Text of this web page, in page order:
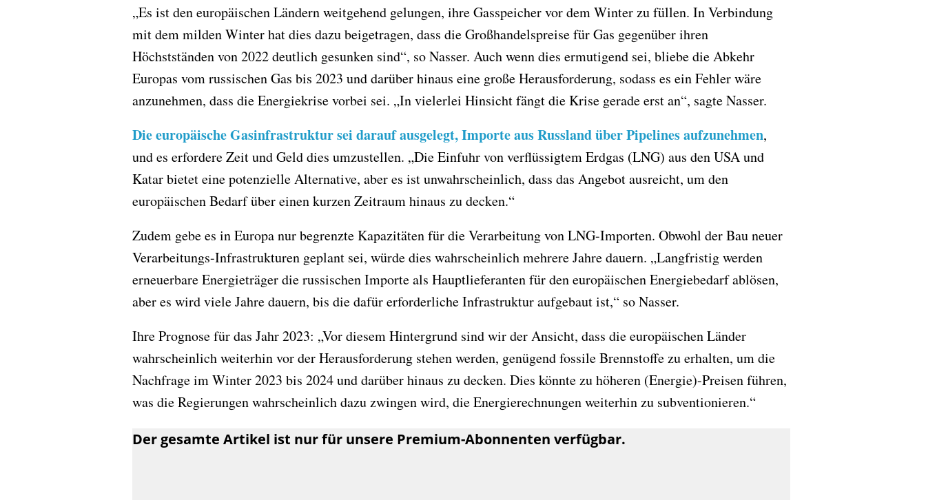
„Es ist den europäischen Ländern weitgehend gelungen, ihre Gasspeicher vor dem Winter zu füllen. In Verbindung
mit dem milden Winter hat dies dazu beigetragen, dass die Großhandelspreise für Gas gegenüber ihren
Höchstständen von 2022 deutlich gesunken sind“, so Nasser. Auch wenn dies ermutigend sei, bliebe die Abkehr
Europas vom russischen Gas bis 2023 und darüber hinaus eine große Herausforderung, sodass es ein Fehler wäre
anzunehmen, dass die Energiekrise vorbei sei. „In vielerlei Hinsicht fängt die Krise gerade erst an“, sagte Nasser.
Die europäische Gasinfrastruktur sei darauf ausgelegt, Importe aus Russland über Pipelines aufzunehmen,
und es erfordere Zeit und Geld dies umzustellen. „Die Einfuhr von verflüssigtem Erdgas (LNG) aus den USA und
Katar bietet eine potenzielle Alternative, aber es ist unwahrscheinlich, dass das Angebot ausreicht, um den
europäischen Bedarf über einen kurzen Zeitraum hinaus zu decken.“
Zudem gebe es in Europa nur begrenzte Kapazitäten für die Verarbeitung von LNG-Importen. Obwohl der Bau neuer
Verarbeitungs-Infrastrukturen geplant sei, würde dies wahrscheinlich mehrere Jahre dauern. „Langfristig werden
erneuerbare Energieträger die russischen Importe als Hauptlieferanten für den europäischen Energiebedarf ablösen,
aber es wird viele Jahre dauern, bis die dafür erforderliche Infrastruktur aufgebaut ist,“ so Nasser.
Ihre Prognose für das Jahr 2023: „Vor diesem Hintergrund sind wir der Ansicht, dass die europäischen Länder
wahrscheinlich weiterhin vor der Herausforderung stehen werden, genügend fossile Brennstoffe zu erhalten, um die
Nachfrage im Winter 2023 bis 2024 und darüber hinaus zu decken. Dies könnte zu höheren (Energie)-Preisen führen,
was die Regierungen wahrscheinlich dazu zwingen wird, die Energierechnungen weiterhin zu subventionieren.“
Der gesamte Artikel ist nur für unsere Premium-Abonnenten verfügbar.